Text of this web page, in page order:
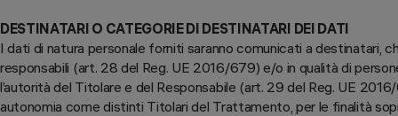
DESTINATARI O CATEGORIE DI DESTINATARI DEI DATI
I dati di natura personale forniti saranno comunicati a destinatari,
responsabili (art. 28 del Reg. UE 2016/679) e/o in qualità di
l’autorità del Titolare e del Responsabile (art. 29 del Reg. UE
autonomia come distinti Titolari del Trattamento, per le finalità